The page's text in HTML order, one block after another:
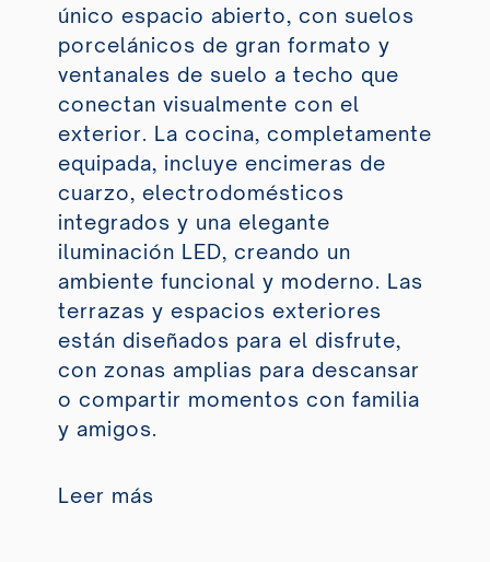
único espacio abierto, con suelos
porcelánicos de gran formato y
ventanales de suelo a techo que
conectan visualmente con el
exterior. La cocina, completamente
equipada, incluye encimeras de
cuarzo, electrodomésticos
integrados y una elegante
iluminación LED, creando un
ambiente funcional y moderno. Las
terrazas y espacios exteriores
están diseñados para el disfrute,
con zonas amplias para descansar
o compartir momentos con familia
y amigos.
Leer más